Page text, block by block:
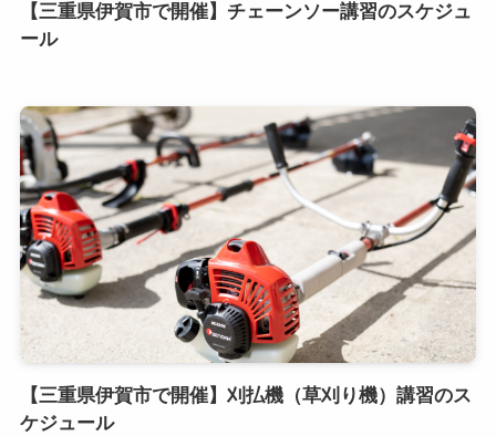
【三重県伊賀市で開催】チェーンソー講習のスケジュ
ール
【三重県伊賀市で開催】刈払機（草刈り機）講習のス
ケジュール